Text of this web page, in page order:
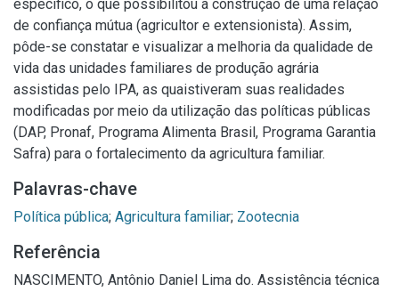
específico, o que possibilitou a construção de uma relação
de confiança mútua (agricultor e extensionista). Assim,
pôde-se constatar e visualizar a melhoria da qualidade de
vida das unidades familiares de produção agrária
assistidas pelo IPA, as quaistiveram suas realidades
modificadas por meio da utilização das políticas públicas
(DAP, Pronaf, Programa Alimenta Brasil, Programa Garantia
Safra) para o fortalecimento da agricultura familiar.
Palavras-chave
Política pública; Agricultura familiar; Zootecnia
Referência
NASCIMENTO, Antônio Daniel Lima do. Assistência técnica